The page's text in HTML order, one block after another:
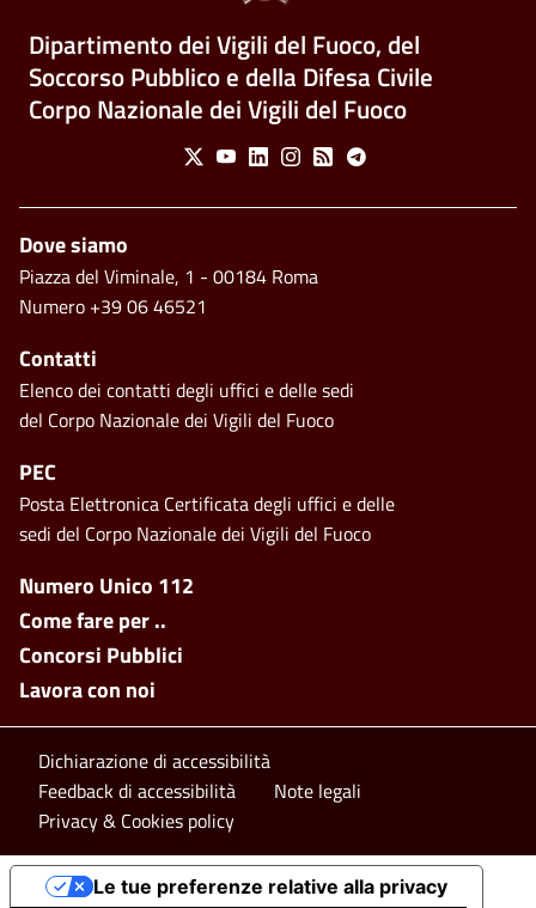
Dipartimento dei Vigili del Fuoco, del
Soccorso Pubblico e della Difesa Civile
Corpo Nazionale dei Vigili del Fuoco
Social Menu
X YoutubeLinkedinInstagram
Feed Telegram
Footer side menu
Numero Unico 112
Come fare per ..
Concorsi Pubblici
Lavora con noi
Piè di pagina
Dove siamo
Piazza del Viminale, 1 - 00184 Roma
Numero +39 06 46521
Contatti
Elenco dei contatti degli uffici e delle sedi
del Corpo Nazionale dei Vigili del Fuoco
PEC
Posta Elettronica Certificata degli uffici e delle
sedi del Corpo Nazionale dei Vigili del Fuoco
Footer bottom
Dichiarazione di accessibilità
Feedback di accessibilità
Note legali
Privacy & Cookies policy
Le tue preferenze relative alla privacy